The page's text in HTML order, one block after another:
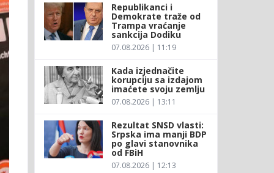
Republikanci i
Demokrate traže od
Trampa vraćanje
sankcija Dodiku
07.08.2026 | 11:19
Kada izjednačite
korupciju sa izdajom
imaćete svoju zemlju
07.08.2026 | 13:11
Rezultat SNSD vlasti:
Srpska ima manji BDP
po glavi stanovnika
od FBiH
07.08.2026 | 12:13